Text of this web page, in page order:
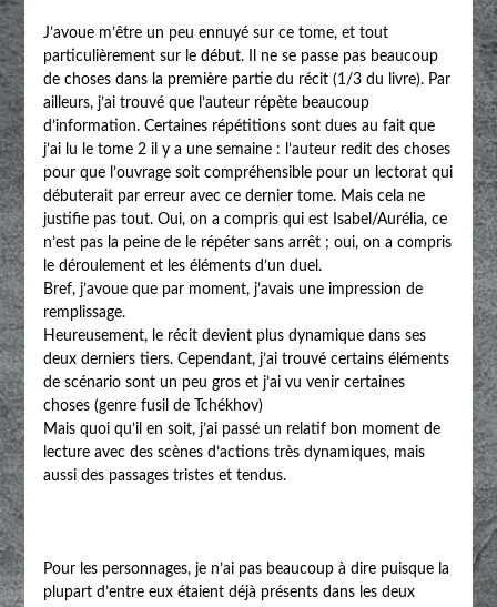
J’avoue m’être un peu ennuyé sur ce tome, et tout
particulièrement sur le début. Il ne se passe pas beaucoup
de choses dans la première partie du récit (1/3 du livre). Par
ailleurs, j’ai trouvé que l’auteur répète beaucoup
d’information. Certaines répétitions sont dues au fait que
j’ai lu le tome 2 il y a une semaine : l’auteur redit des choses
pour que l’ouvrage soit compréhensible pour un lectorat qui
débuterait par erreur avec ce dernier tome. Mais cela ne
justifie pas tout. Oui, on a compris qui est Isabel/Aurélia, ce
n’est pas la peine de le répéter sans arrêt ; oui, on a compris
le déroulement et les éléments d’un duel.
Bref, j’avoue que par moment, j’avais une impression de
remplissage.
Heureusement, le récit devient plus dynamique dans ses
deux derniers tiers. Cependant, j’ai trouvé certains éléments
de scénario sont un peu gros et j’ai vu venir certaines
choses (genre fusil de Tchékhov)
Mais quoi qu’il en soit, j’ai passé un relatif bon moment de
lecture avec des scènes d’actions très dynamiques, mais
aussi des passages tristes et tendus.
Pour les personnages, je n’ai pas beaucoup à dire puisque la
plupart d’entre eux étaient déjà présents dans les deux